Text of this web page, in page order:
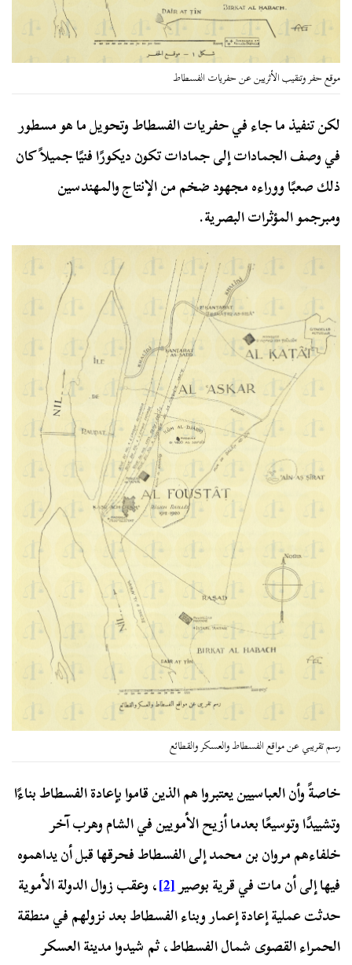
موقع حفر وتنقيب الأثريين عن حفريات الفسطاط
لكن تنفيذ ما جاء في حفريات الفسطاط وتحويل ما هو مسطور
في وصف الجمادات إلى جمادات تكون ديكورًا فنيًا جميلاً كان
ذلك صعبًا ووراءه مجهود ضخم من الإنتاج والمهندسين
ومبرجمو المؤثرات البصرية.
رسم تقريبي عن مواقع الفسطاط والعسكر والقطائع
خاصةً وأن العباسيين يعتبروا هم الذين قاموا بإعادة الفسطاط بناءًا
وتشييدًا وتوسيعًا بعدما أزيح الأمويين في الشام وهرب آخر
خلفاءهم مروان بن محمد إلى الفسطاط فحرقها قبل أن يداهموه
فيها إلى أن مات في قرية بوصير[2] ، وعقب زوال الدولة الأموية
حدثت عملية إعادة إعمار وبناء الفسطاط بعد نزولهم في منطقة
الحمراء القصوى شمال الفسطاط، ثم شيدوا مدينة العسكر